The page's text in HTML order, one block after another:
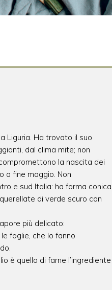
Liguria. Ha trovato il suo
dal clima mite; non
la nascita dei
a fine maggio. Non
e sud Italia: ha forma conica
di verde scuro con
più delicato:
foglie, che lo fanno
è quello di farne l’ingrediente